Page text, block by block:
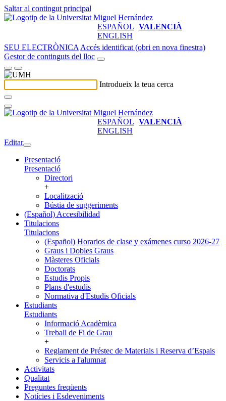
Saltar al contingut principal
ESPAÑOL VALENCIÀ
ENGLISH
SEU ELECTRÒNICA Accés identificat (obri en nova finestra)
Gestor de continguts del lloc
Introdueix la teua cerca
ESPAÑOL VALENCIÀ
ENGLISH
Editar
Presentació
Presentació
Directori
+
Localització
Bústia de suggeriments
(Español) Accesibilidad
Titulacions
Titulacions
(Español) Horarios de clase y exámenes curso 2026-27
Graus i Dobles Graus
Màsteres Oficials
Doctorats
Estudis Propis
Plans d'estudis
Normativa d'Estudis Oficials
Estudiants
Estudiants
Informació Acadèmica
Treball de Fi de Grau
+
Reglament de Préstec de Materials i Reserva d’Espais
Servicis a l'alumnat
Activitats
Qualitat
Preguntes freqüents
Notícies i Esdeveniments